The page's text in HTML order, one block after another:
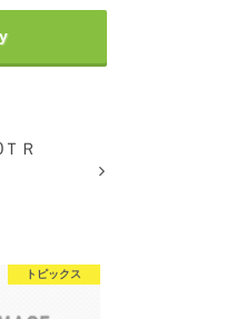
Ｒ
トピックス